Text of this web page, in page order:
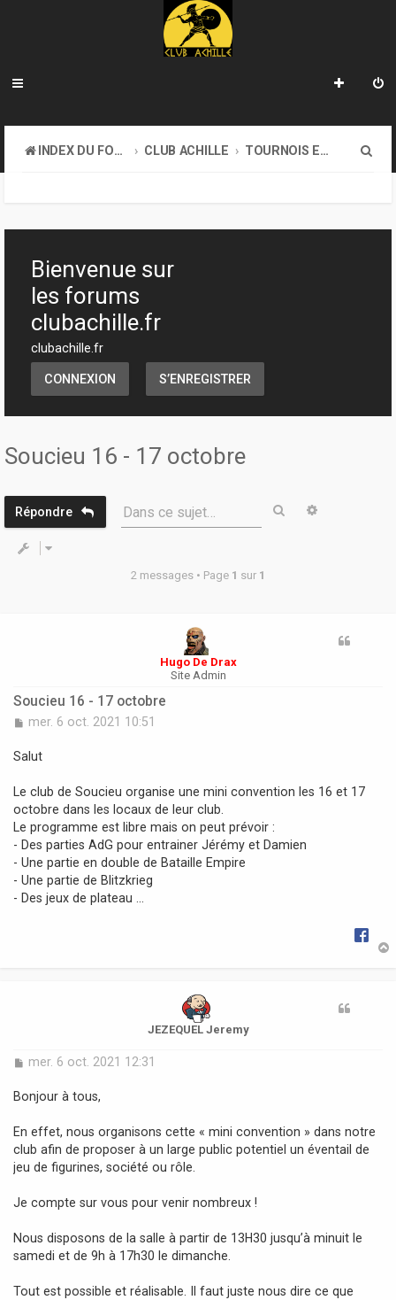
INDEX DU FORUM CLUB ACHILLE TOURNOIS ET EVENEMENTS
h
Bienvenue sur
les forums
clubachille.fr
clubachille.fr
CONNEXION S’ENREGISTRER
Soucieu 16 - 17 octobre
Répondre Dans ce sujet… Rechercher
2 messages • Page 1 sur 1
Hugo De Drax
Site Admin
Soucieu 16 - 17 octobre
M
s
g
e
mer. 6 oct. 2021 10:51
Salut
Le club de Soucieu organise une mini convention les 16 et 17
octobre dans les locaux de leur club.
Le programme est libre mais on peut prévoir :
- Des parties AdG pour entrainer Jérémy et Damien
- Une partie en double de Bataille Empire
- Une partie de Blitzkrieg
- Des jeux de plateau ...
JEZEQUEL Jeremy
M
s
g
e
mer. 6 oct. 2021 12:31
Bonjour à tous,
En effet, nous organisons cette « mini convention » dans notre
club afin de proposer à un large public potentiel un éventail de
jeu de figurines, société ou rôle.
Je compte sur vous pour venir nombreux !
Nous disposons de la salle à partir de 13H30 jusqu’à minuit le
samedi et de 9h à 17h30 le dimanche.
Tout est possible et réalisable. Il faut juste nous dire ce que